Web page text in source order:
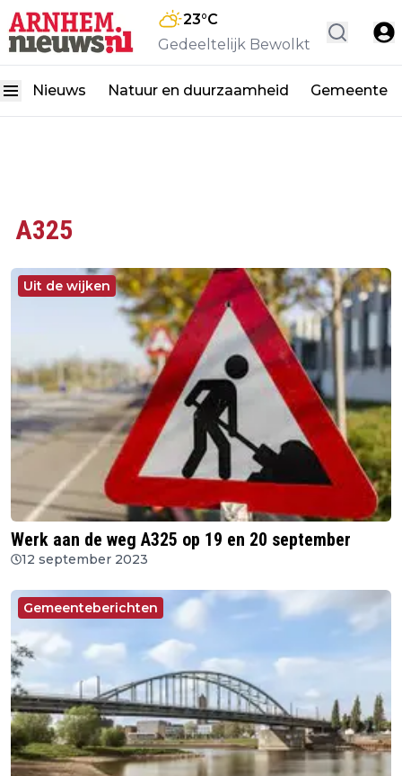
23°C
Gedeeltelijk Bewolkt
Nieuws Natuur en duurzaamheid Gemeente
A325
Uit de wijken
Werk aan de weg A325 op 19 en 20 september
12 september 2023
Gemeenteberichten